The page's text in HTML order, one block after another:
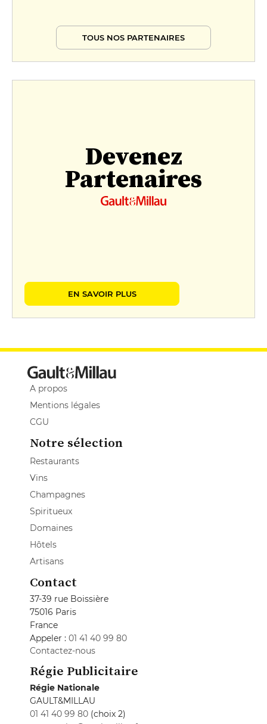
TOUS NOS PARTENAIRES
Devenez
Partenaires
EN SAVOIR PLUS
A propos
Mentions légales
CGU
Notre sélection
Restaurants
Vins
Champagnes
Spiritueux
Domaines
Hôtels
Artisans
Contact
37-39 rue Boissière
75016 Paris
France
Appeler : 01 41 40 99 80
Contactez-nous
Régie Publicitaire
Régie Nationale
GAULT&MILLAU
01 41 40 99 80 (choix 2)